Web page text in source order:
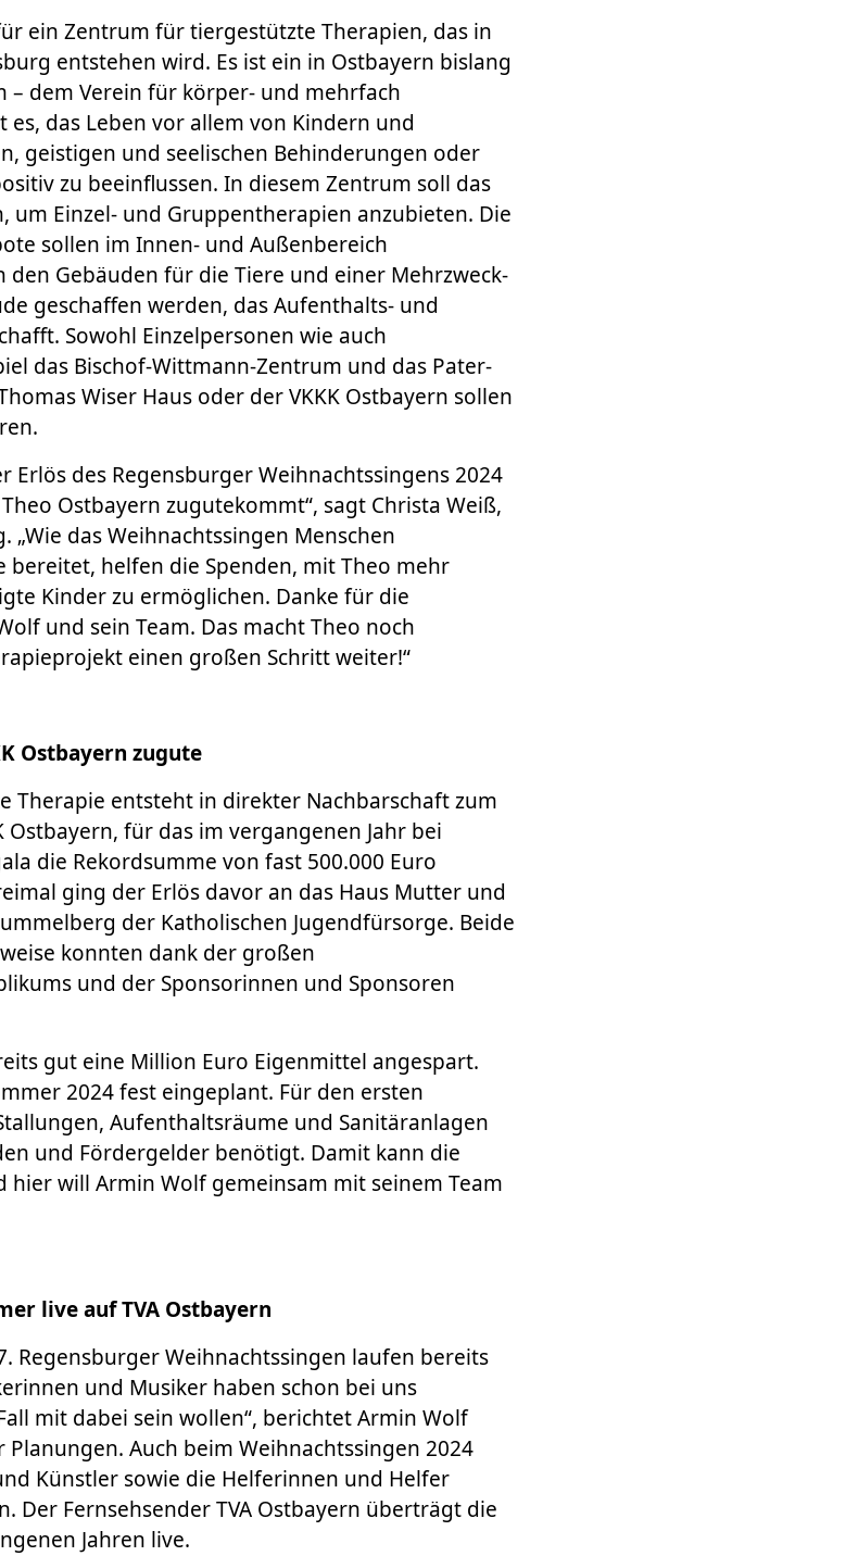
ein Zentrum für tiergestützte Therapien, das in
entstehen wird. Es ist ein in Ostbayern bislang
– dem Verein für körper- und mehrfach
es, das Leben vor allem von Kindern und
geistigen und seelischen Behinderungen oder
zu beeinflussen. In diesem Zentrum soll das
um Einzel- und Gruppentherapien anzubieten. Die
sollen im Innen- und Außenbereich
Gebäuden für die Tiere und einer Mehrzweck-
geschaffen werden, das Aufenthalts- und
Sowohl Einzelpersonen wie auch
das Bischof-Wittmann-Zentrum und das Pater-
Wiser Haus oder der VKKK Ostbayern sollen
Erlös des Regensburger Weihnachtssingens 2024
Ostbayern zugutekommt“, sagt Christa Weiß,
„Wie das Weihnachtssingen Menschen
helfen die Spenden, mit Theo mehr
Kinder zu ermöglichen. Danke für die
und sein Team. Das macht Theo noch
einen großen Schritt weiter!“
Ostbayern zugute
Therapie entsteht in direkter Nachbarschaft zum
Ostbayern, für das im vergangenen Jahr bei
die Rekordsumme von fast 500.000 Euro
ging der Erlös davor an das Haus Mutter und
der Katholischen Jugendfürsorge. Beide
konnten dank der großen
und der Sponsorinnen und Sponsoren
gut eine Million Euro Eigenmittel angespart.
2024 fest eingeplant. Für den ersten
Aufenthaltsräume und Sanitäranlagen
und Fördergelder benötigt. Damit kann die
hier will Armin Wolf gemeinsam mit seinem Team
live auf TVA Ostbayern
Regensburger Weihnachtssingen laufen bereits
und Musiker haben schon bei uns
mit dabei sein wollen“, berichtet Armin Wolf
Auch beim Weihnachtssingen 2024
Künstler sowie die Helferinnen und Helfer
Der Fernsehsender TVA Ostbayern überträgt die
Jahren live.